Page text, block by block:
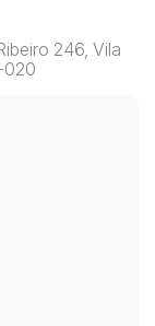
246, Vila
020